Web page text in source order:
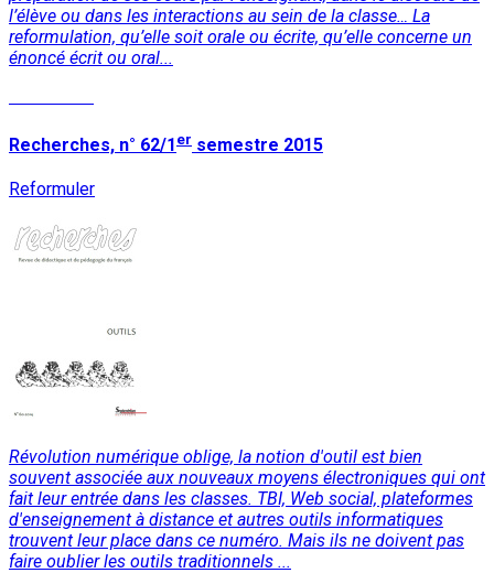
l’élève ou dans les interactions au sein de la classe… La
reformulation, qu’elle soit orale ou écrite, qu’elle concerne un
énoncé écrit ou oral...
Recherches, n° 62/1 er semestre 2015
Reformuler
Révolution numérique oblige, la notion d'outil est bien
souvent associée aux nouveaux moyens électroniques qui ont
fait leur entrée dans les classes. TBI, Web social, plateformes
d'enseignement à distance et autres outils informatiques
trouvent leur place dans ce numéro. Mais ils ne doivent pas
faire oublier les outils traditionnels ...